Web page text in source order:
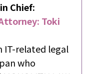
Chief:
Toki
IT-related legal
who